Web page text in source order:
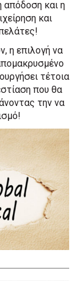
απόδοση και η
και
η επιλογή να
τέτοια
που θα
την να